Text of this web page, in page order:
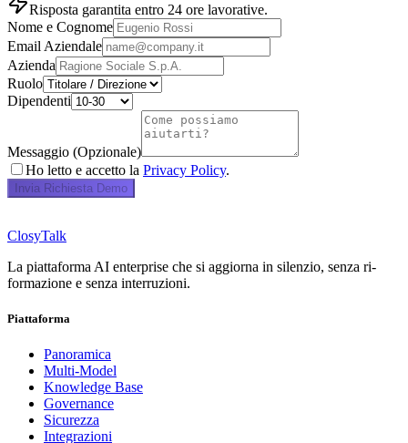
Risposta garantita entro 24 ore lavorative.
Nome e Cognome
Email Aziendale
Azienda
Ruolo
Dipendenti
Messaggio (Opzionale)
Ho letto e accetto la Privacy Policy.
Invia Richiesta Demo
ClosyTalk
La piattaforma AI enterprise che si aggiorna in silenzio, senza ri-
formazione e senza interruzioni.
Piattaforma
Panoramica
Multi-Model
Knowledge Base
Governance
Sicurezza
Integrazioni